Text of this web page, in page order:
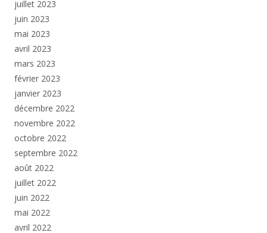
juillet 2023
juin 2023
mai 2023
avril 2023
mars 2023
février 2023
janvier 2023
décembre 2022
novembre 2022
octobre 2022
septembre 2022
août 2022
juillet 2022
juin 2022
mai 2022
avril 2022